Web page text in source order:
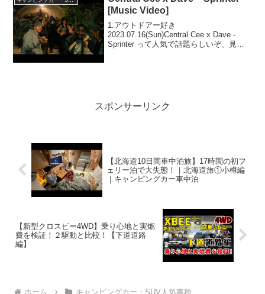
[Music Video]
1:アウトドアー好き
2023.07.16(Sun)Central Cee x Dave -
Sprinter って人気で話題らしいぞ、見逃
スポンサーリンク
【北海道10日間車中泊旅】17時間の初フ
ェリー泊で大失態！｜北海道旅①小樽編
｜キャンピングカー車中泊
【新型クロスビー4WD】乗り心地と実燃
費を検証！２駆動と比較！【下道道路
編】
ホーム キャンピングカー・SUV人気車種